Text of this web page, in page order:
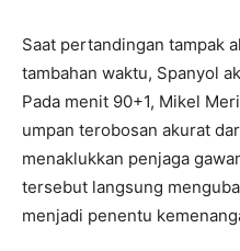
Saat pertandingan tampak
tambahan waktu, Spanyol
Pada menit 90+1, Mikel
umpan terobosan akurat
menaklukkan penjaga
tersebut langsung
menjadi penentu